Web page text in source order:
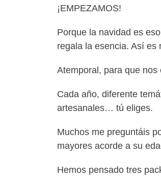
¡EMPEZAMOS!
Porque la navidad es
regala la esencia. Así es
Atemporal, para que
Cada año, diferente
artesanales… tú eliges.
Muchos me preguntáis
mayores acorde a su
Hemos pensado tres